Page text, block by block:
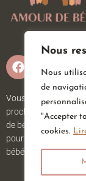
Nous
Nous
de
"Accepter
cookies.
Vous attendez un
proches viennent
de bébé, vous
pour votre bébé.
bébé au meilleur